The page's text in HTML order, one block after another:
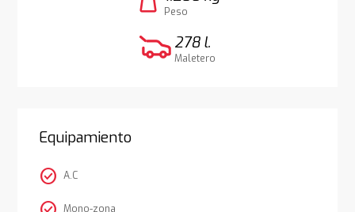
Peso
278 l.
Maletero
Equipamiento
check_circle A.C
Mono-zona